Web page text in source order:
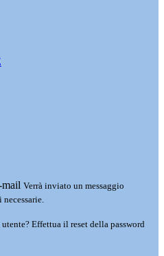
Verrà inviato un messaggio
Effettua il reset della password